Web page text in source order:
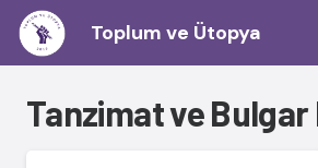
Toplum ve Ütopya
Tanzimat ve Bulgar